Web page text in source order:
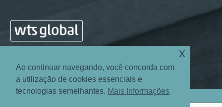
Ao continuar navegando, você concorda com
a utilização de cookies essenciais e
tecnologias semelhantes. Mais Informações
x